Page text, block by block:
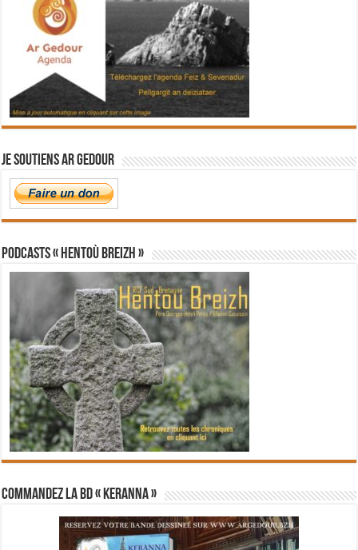
Je soutiens Ar Gedour
PODCASTS « Hentoù Breizh »
Commandez la BD « Keranna »